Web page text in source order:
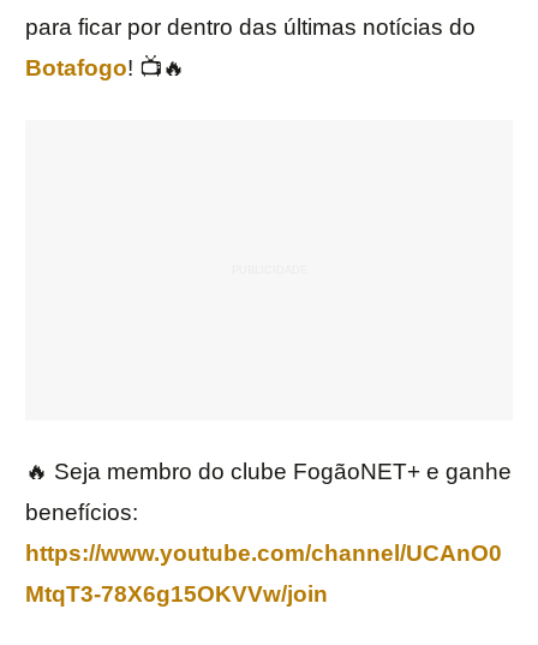
para ficar por dentro das últimas notícias do
Botafogo! 📺🔥
🔥 Seja membro do clube FogãoNET+ e ganhe
benefícios:
https://www.youtube.com/channel/UCAnO0
MtqT3-78X6g15OKVVw/join